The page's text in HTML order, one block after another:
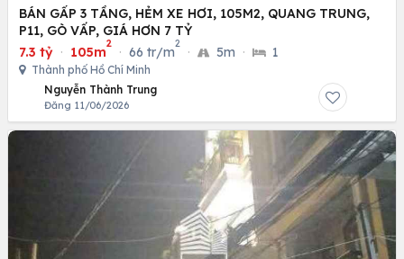
BÁN GẤP 3 TẦNG, HẺM XE HƠI, 105M2, QUANG TRUNG,
P11, GÒ VẤP, GIÁ HƠN 7 TỶ
7.3 tỷ · 105m
2
· 66 tr/m
2
· 5m · 1
Thành phố Hồ Chí Minh
Nguyễn Thành Trung
Đăng 11/06/2026